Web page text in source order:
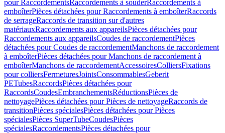
pour RaccordementsRaccordements à souderRaccordements à
emboîterPièces détachées pour Raccordements à emboîterRaccords
de serrageRaccords de transition sur d'autres
matériauxRaccordements aux appareilsPièces détachées pour
Raccordements aux appareilsCoudes de raccordementPièces
détachées pour Coudes de raccordementManchons de raccordement
à emboîterPièces détachées pour Manchons de raccordement à
emboîterManchons de raccordementAccessoiresColliersFixations
pour colliersFermeturesJointsConsommablesGeberit
PETubesRaccordsPièces détachées pour
RaccordsCoudesEmbranchementsRéductionsPièces de
nettoyagePièces détachées pour Pièces de nettoyageRaccords de
transitionPièces spécialesPièces détachées pour Pièces
spécialesPièces SuperTubeCoudesPièces
spécialesRaccordementsPièces détachées pour